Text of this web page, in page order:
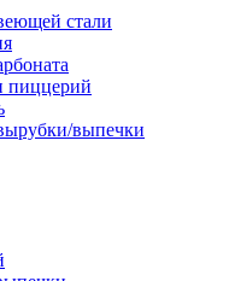
стали
пиццерий
выпечки